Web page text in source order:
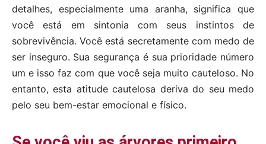
detalhes, especialmente uma aranha, significa que
você está em sintonia com seus instintos de
sobrevivência. Você está secretamente com medo de
ser inseguro. Sua segurança é sua prioridade número
um e isso faz com que você seja muito cauteloso. No
entanto, esta atitude cautelosa deriva do seu medo
pelo seu bem-estar emocional e físico.